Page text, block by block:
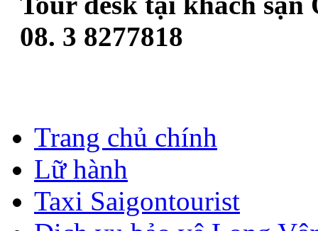
08. 3 8277818
Trang chủ chính
Lữ hành
Taxi Saigontourist